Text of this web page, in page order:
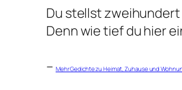
Du stellst zweihundert
Denn wie tief du hier
– Mehr Gedichte zu Heimat, Zuhause und